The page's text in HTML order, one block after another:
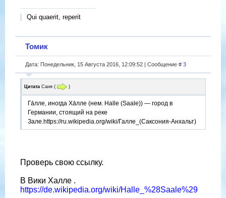
Qui quaerit, reperit
Томик
Дата: Понедельник, 15 Августа 2016, 12:09:52 | Сообщение # 3
Цитата Саня ( )
Га́лле, иногда Ха́лле (нем. Halle (Saale)) — город в
Германии, стоящий на реке
Зале.https://ru.wikipedia.org/wiki/Галле_(Саксония-Анхальт)
Проверь свою ссылку.
В Вики Халле .
https://de.wikipedia.org/wiki/Halle_%28Saale%29